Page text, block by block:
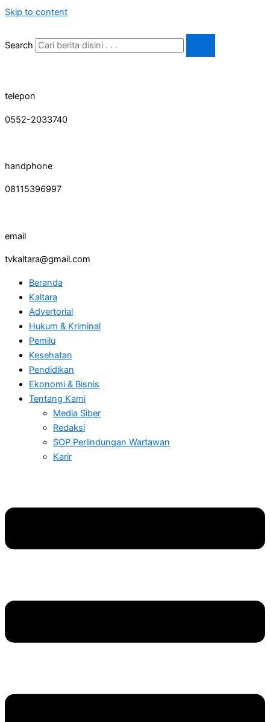
Skip to content
Search
telepon
0552-2033740
handphone
08115396997
email
tvkaltara@gmail.com
Beranda
Kaltara
Advertorial
Hukum & Kriminal
Pemilu
Kesehatan
Pendidikan
Ekonomi & Bisnis
Tentang Kami
Media Siber
Redaksi
SOP Perlindungan Wartawan
Karir